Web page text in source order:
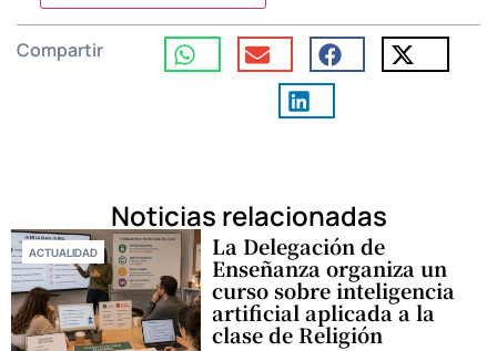
Compartir
Noticias relacionadas
ACTUALIDAD La Delegación de
Enseñanza organiza un
curso sobre inteligencia
artificial aplicada a la
clase de Religión